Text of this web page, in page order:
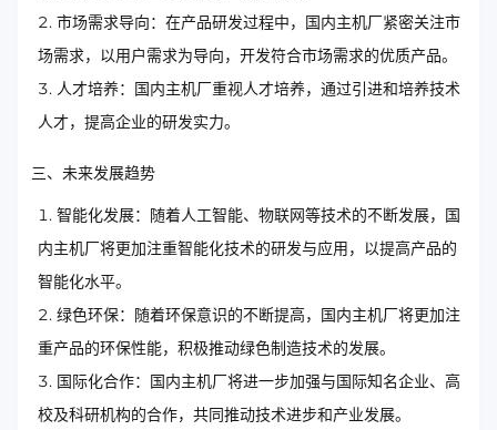
市场需求导向：在产品研发过程中，国内主机厂紧密关注市
场需求，以用户需求为导向，开发符合市场需求的优质产品。
人才培养：国内主机厂重视人才培养，通过引进和培养技术
人才，提高企业的研发实力。
三、未来发展趋势
智能化发展：随着人工智能、物联网等技术的不断发展，国
内主机厂将更加注重智能化技术的研发与应用，以提高产品的
智能化水平。
绿色环保：随着环保意识的不断提高，国内主机厂将更加注
重产品的环保性能，积极推动绿色制造技术的发展。
国际化合作：国内主机厂将进一步加强与国际知名企业、高
校及科研机构的合作，共同推动技术进步和产业发展。